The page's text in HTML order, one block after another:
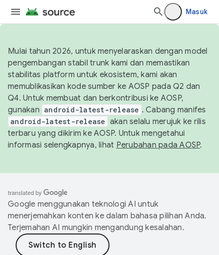
Masuk
Mulai tahun 2026, untuk menyelaraskan dengan model
pengembangan stabil trunk kami dan memastikan
stabilitas platform untuk ekosistem, kami akan
memublikasikan kode sumber ke AOSP pada Q2 dan
Q4. Untuk membuat dan berkontribusi ke AOSP,
gunakan android-latest-release . Cabang manifes
android-latest-release akan selalu merujuk ke rilis
terbaru yang dikirim ke AOSP. Untuk mengetahui
informasi selengkapnya, lihat Perubahan pada AOSP.
Google menggunakan teknologi AI untuk
menerjemahkan konten ke dalam bahasa pilihan Anda.
Terjemahan AI mungkin mengandung kesalahan.